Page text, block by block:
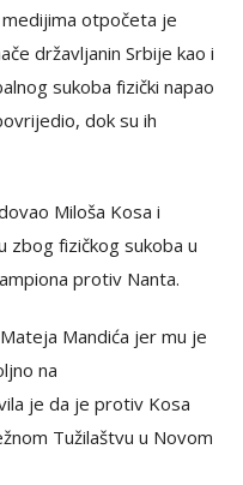
otpočeta je
državljanin Srbije kao i
sukoba fizički napao
dok su ih
Miloša Kosa i
zbog fizičkog sukoba u
protiv Nanta.
Mandića jer mu je
na
je da je protiv Kosa
Tužilaštvu u Novom